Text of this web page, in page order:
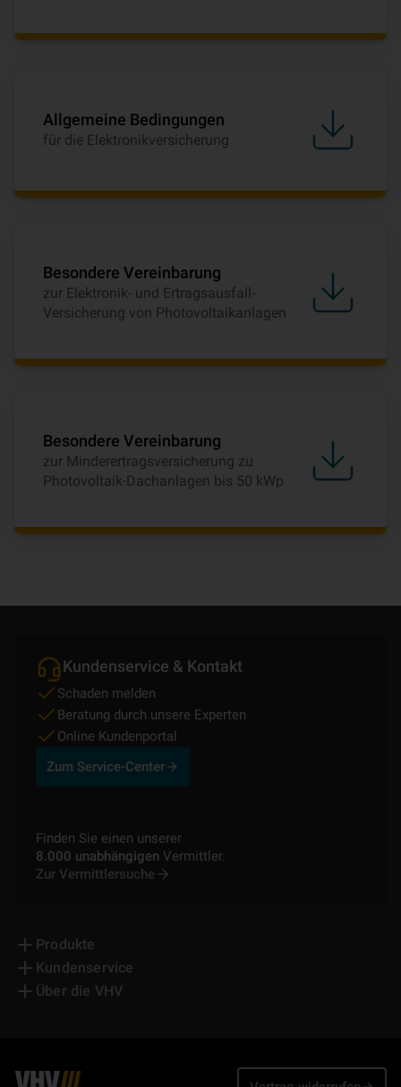
Allgemeine Bedingungen
für die Elektronikversicherung
Besondere Vereinbarung
zur Elektronik- und Ertragsausfall-
Versicherung von Photovoltaikanlagen
Besondere Vereinbarung
zur Minderertragsversicherung zu
Photovoltaik-Dachanlagen bis 50 kWp
Kundenservice & Kontakt
Schaden melden
Beratung durch unsere Experten
Online Kundenportal
Zum Service-Center
Finden Sie einen unserer
8.000 unabhängigen Vermittler.
Zur Vermittlersuche
Produkte
Kundenservice
Über die VHV